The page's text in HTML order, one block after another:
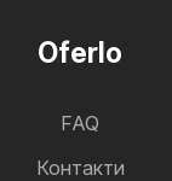
Oferlo
FAQ
Контакти